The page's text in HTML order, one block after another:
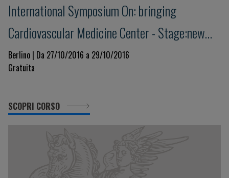
International Symposium On: bringing
Cardiovascular Medicine Center - Stage:new
Trends Today And Tomorrow
Berlino | Da 27/10/2016 a 29/10/2016
Gratuita
SCOPRI CORSO